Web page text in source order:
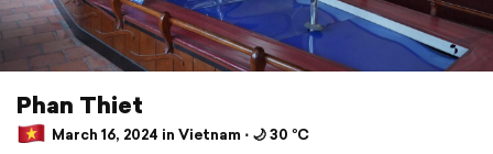
Phan Thiet
March 16, 2024 in Vietnam ⋅ 🌙 30 °C